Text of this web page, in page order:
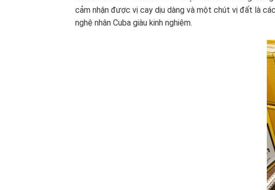
cảm nhận được vị cay dịu dàng và một chút vị đất là
nghệ nhân Cuba giàu kinh nghiệm.